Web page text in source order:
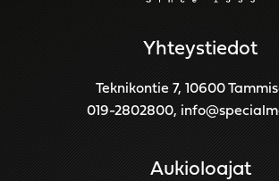
Yhteystiedot
Teknikontie 7, 10600
019-2802800,
Aukioloajat